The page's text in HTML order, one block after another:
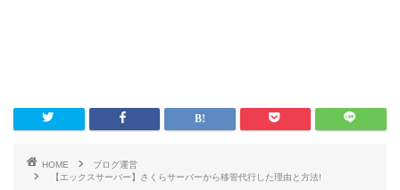
HOME
ブログ運営
【エックスサーバー】さくらサーバーから移管代行した理由と方法!